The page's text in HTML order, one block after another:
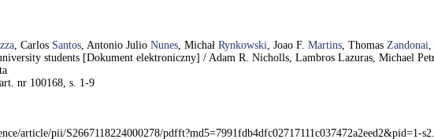
, Carlos Santos, Antonio Julio Nunes, Michał Rynkowski, Joao F. Martins, Thomas Zandonai,
students [Dokument elektroniczny] / Adam R. Nicholls, Lambros Lazuras, Michael
nr 100168, s. 1-9
article/pii/S2667118224000278/pdfft?md5=7991fdb4dfc02717111c037472a2eed2&pid=1-